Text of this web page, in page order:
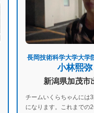
長岡技術科学大学大学
小林熙弥
新潟県加茂市
チームいくらちゃんには
になります。これまでの